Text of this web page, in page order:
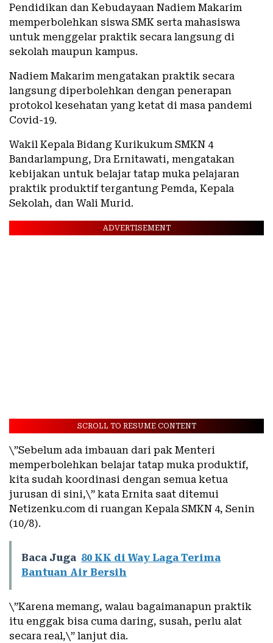
Pendidikan dan Kebudayaan Nadiem Makarim
memperbolehkan siswa SMK serta mahasiswa
untuk menggelar praktik secara langsung di
sekolah maupun kampus.
Nadiem Makarim mengatakan praktik secara
langsung diperbolehkan dengan penerapan
protokol kesehatan yang ketat di masa pandemi
Covid-19.
Wakil Kepala Bidang Kurikukum SMKN 4
Bandarlampung, Dra Ernitawati, mengatakan
kebijakan untuk belajar tatap muka pelajaran
praktik produktif tergantung Pemda, Kepala
Sekolah, dan Wali Murid.
ADVERTISEMENT
SCROLL TO RESUME CONTENT
\”Sebelum ada imbauan dari pak Menteri
memperbolehkan belajar tatap muka produktif,
kita sudah koordinasi dengan semua ketua
jurusan di sini,\” kata Ernita saat ditemui
Netizenku.com di ruangan Kepala SMKN 4, Senin
(10/8).
Baca Juga 80 KK di Way Laga Terima
Bantuan Air Bersih
\”Karena memang, walau bagaimanapun praktik
itu enggak bisa cuma daring, susah, perlu alat
secara real,\” lanjut dia.